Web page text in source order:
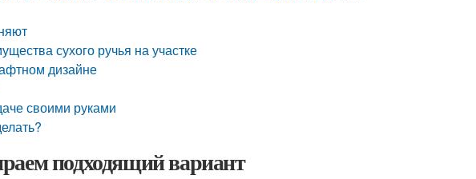
сухого ручья на участке
дизайне
своими руками
подходящий вариант